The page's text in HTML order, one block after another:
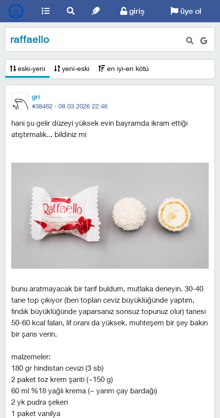
giriş üye ol
raffaello
eski-yeni yeni-eski en iyi-en kötü
gri
#38462 · 08.03.2026 22:46
hani şu gelir düzeyi yüksek evin bayramda ikram ettiği
atıştırmalık... bildiniz mi
bunu aratmayacak bir tarif buldum, mutlaka deneyin. 30-40
tane top çıkıyor (ben topları ceviz büyüklüğünde yaptım,
fındık büyüklüğünde yaparsanız sonsuz topunuz olur) tanesi
50-60 kcal falan, lif oranı da yüksek. muhteşem bir şey bakın
bir şans verin.
malzemeler:
180 gr hindistan cevizi (3 sb)
2 paket toz krem şanti (~150 g)
60 ml %18 yağlı krema (~ yarım çay bardağı)
2 yk pudra şekeri
1 paket vanilya